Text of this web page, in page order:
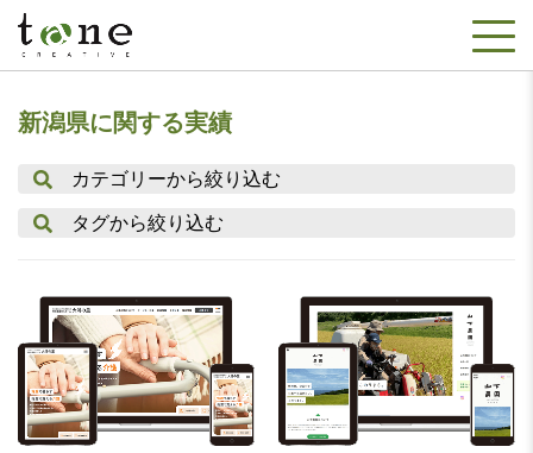
新潟県に関する実績
カテゴリーから絞り込む
タグから絞り込む